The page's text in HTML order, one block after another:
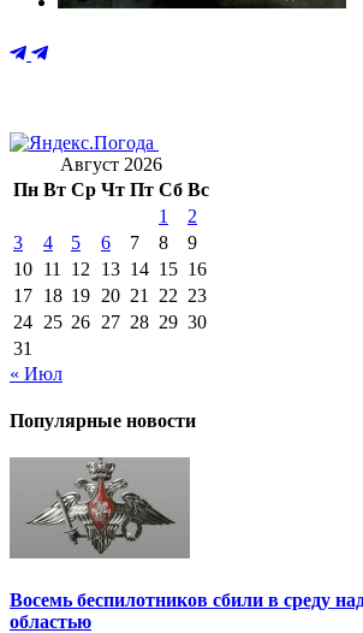
Август 2026
Пн Вт Ср Чт Пт Сб Вс
1
2
3
4 5 6 7 8
9
10 11 12 13 14 15 16
17 18 19 20 21 22 23
24 25 26 27 28 29 30
31
« Июл
Популярные новости
Восемь беспилотников сбили в среду
областью